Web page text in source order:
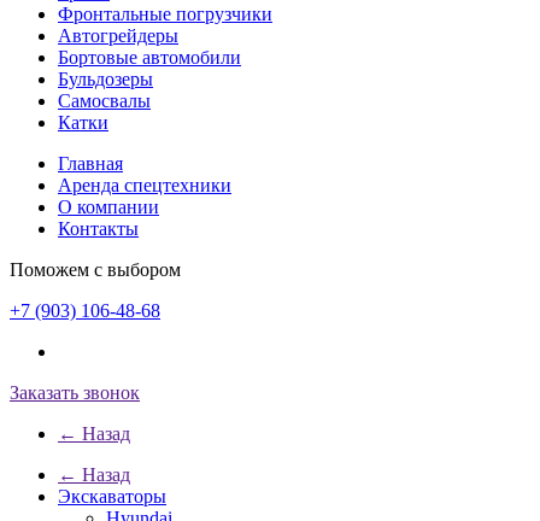
Фронтальные погрузчики
Автогрейдеры
Бортовые автомобили
Бульдозеры
Самосвалы
Катки
Главная
Аренда спецтехники
О компании
Контакты
Поможем с выбором
+7 (903) 106-48-68
Заказать звонок
← Назад
← Назад
Экскаваторы